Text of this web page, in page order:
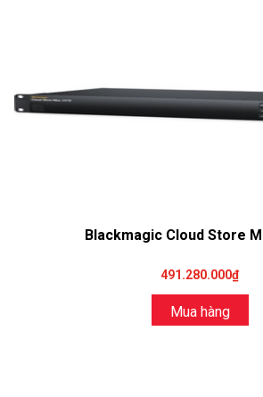
Blackmagic Cloud Store
491.280.000₫
Mua hàng